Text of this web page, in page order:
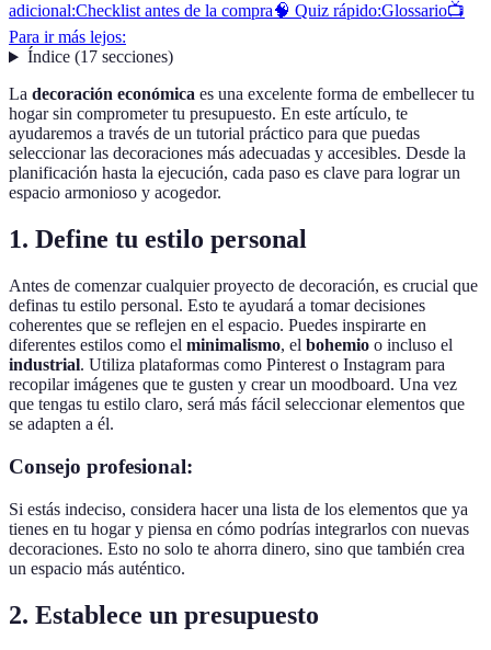
adicional:Checklist antes de la compra🧠 Quiz rápido:Glossario📺
Para ir más lejos:
Índice(17 secciones)
La decoración económica es una excelente forma de embellecer tu
hogar sin comprometer tu presupuesto. En este artículo, te
ayudaremos a través de un tutorial práctico para que puedas
seleccionar las decoraciones más adecuadas y accesibles. Desde la
planificación hasta la ejecución, cada paso es clave para lograr un
espacio armonioso y acogedor.
1. Define tu estilo personal
Antes de comenzar cualquier proyecto de decoración, es crucial que
definas tu estilo personal. Esto te ayudará a tomar decisiones
coherentes que se reflejen en el espacio. Puedes inspirarte en
diferentes estilos como el minimalismo, el bohemio o incluso el
industrial. Utiliza plataformas como Pinterest o Instagram para
recopilar imágenes que te gusten y crear un moodboard. Una vez
que tengas tu estilo claro, será más fácil seleccionar elementos que
se adapten a él.
Consejo profesional:
Si estás indeciso, considera hacer una lista de los elementos que ya
tienes en tu hogar y piensa en cómo podrías integrarlos con nuevas
decoraciones. Esto no solo te ahorra dinero, sino que también crea
un espacio más auténtico.
2. Establece un presupuesto